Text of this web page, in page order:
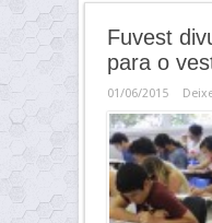
Fuvest
para o
01/06/2015